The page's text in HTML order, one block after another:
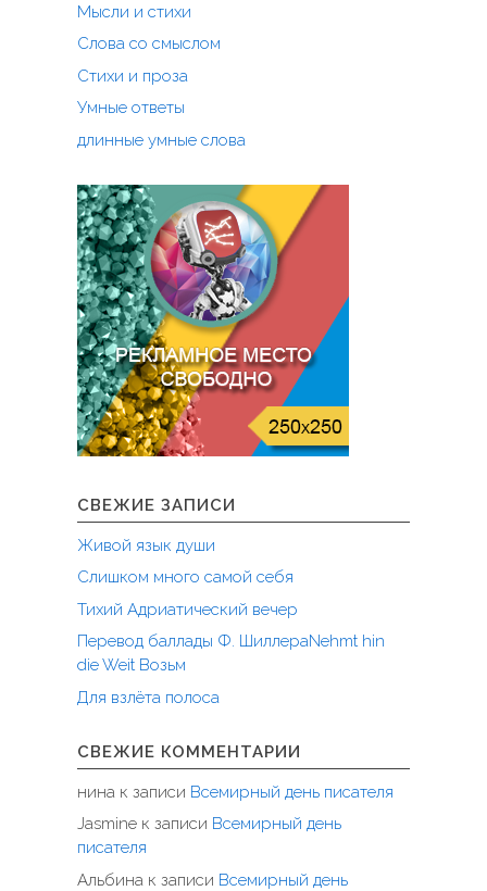
р
к
р
Мысли и стихи
Слова со смыслом
Стихи и проза
Умные ответы
длинные умные слова
СВЕЖИЕ ЗАПИСИ
Живой язык души
Слишком много самой себя
Тихий Адриатический вечер
Перевод баллады Ф. ШиллераNehmt hin
die Weit Возьм
Для взлёта полоса
СВЕЖИЕ КОММЕНТАРИИ
нина к записи Всемирный день писателя
Jasmine к записи Всемирный день
писателя
Альбина к записи Всемирный день